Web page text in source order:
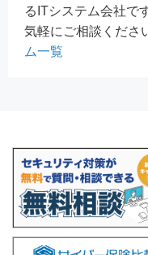
るITシステム会社で
気軽にご相談くださ
ム一覧